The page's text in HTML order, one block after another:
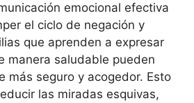
emocional efectiva
el ciclo de negación y
que aprenden a expresar
manera saludable pueden
más seguro y acogedor. Esto
las miradas esquivas,